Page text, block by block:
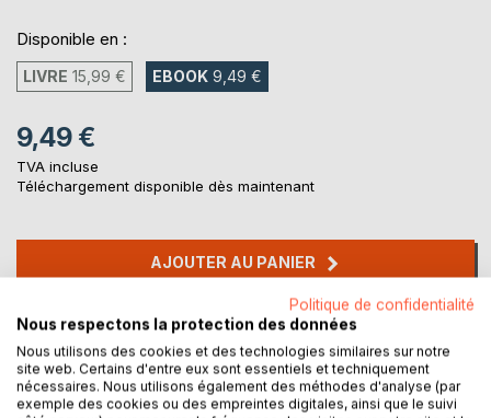
Disponible en :
LIVRE 15,99 € EBOOK 9,49 €
9,49 €
TVA incluse
Téléchargement disponible dès maintenant
AJOUTER AU PANIER
Ajouter à ma liste d'envies
Laisser un avis
Politique de confidentialité
Nous respectons la protection des données
Nous utilisons des cookies et des technologies similaires sur notre
site web. Certains d'entre eux sont essentiels et techniquement
nécessaires. Nous utilisons également des méthodes d'analyse (par
exemple des cookies ou des empreintes digitales, ainsi que le suivi